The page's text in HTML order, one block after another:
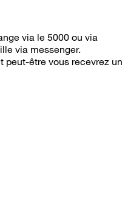
via le 5000 ou via
via messenger.
peut-être vous recevrez un